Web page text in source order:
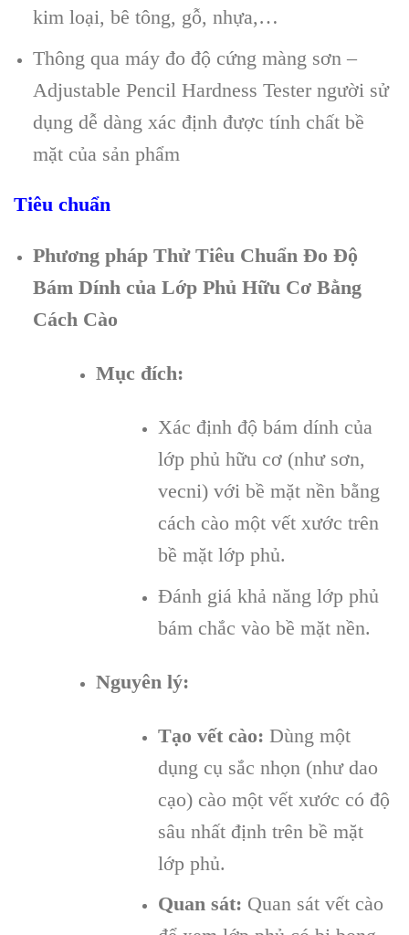
kim loại, bê tông, gỗ, nhựa,…
Thông qua máy đo độ cứng màng sơn –
Adjustable Pencil Hardness Tester người sử
dụng dễ dàng xác định được tính chất bề
mặt của sản phẩm
Tiêu chuẩn
Phương pháp Thử Tiêu Chuẩn Đo Độ
Bám Dính của Lớp Phủ Hữu Cơ Bằng
Cách Cào
Mục đích:
Xác định độ bám dính của
lớp phủ hữu cơ (như sơn,
vecni) với bề mặt nền bằng
cách cào một vết xước trên
bề mặt lớp phủ.
Đánh giá khả năng lớp phủ
bám chắc vào bề mặt nền.
Nguyên lý:
Tạo vết cào: Dùng một
dụng cụ sắc nhọn (như dao
cạo) cào một vết xước có độ
sâu nhất định trên bề mặt
lớp phủ.
Quan sát: Quan sát vết cào